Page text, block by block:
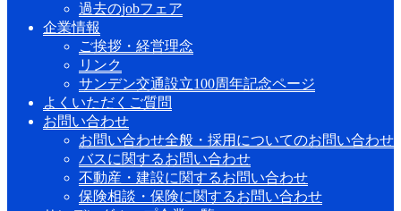
過去のjobフェア
企業情報
ご挨拶・経営理念
リンク
サンデン交通設立100周年記念ページ
よくいただくご質問
お問い合わせ
お問い合わせ全般・採用についてのお問い合わせ
バスに関するお問い合わせ
不動産・建設に関するお問い合わせ
保険相談・保険に関するお問い合わせ